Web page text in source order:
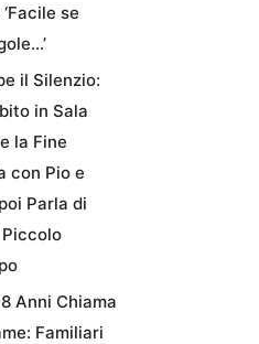
se
il Silenzio:
in Sala
la Fine
con Pio e
Parla di
Anni Chiama
Familiari